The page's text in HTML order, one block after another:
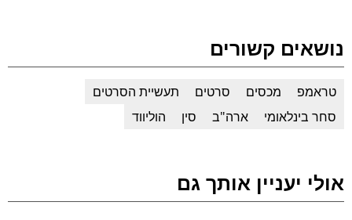
נושאים קשורים
טראמפ מכסים סרטים
תעשיית הסרטים
סחר בינלאומי
ארה"ב סין הוליווד
אולי יעניין אותך גם